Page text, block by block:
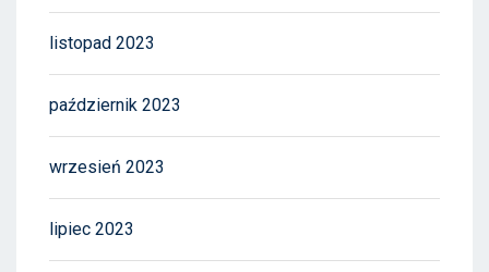
listopad 2023
październik 2023
wrzesień 2023
lipiec 2023